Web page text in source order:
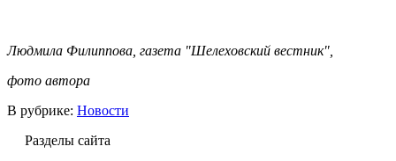
Людмила Филиппова, газета "Шелеховский вестник",
фото автора
В рубрике: Новости
Разделы сайта